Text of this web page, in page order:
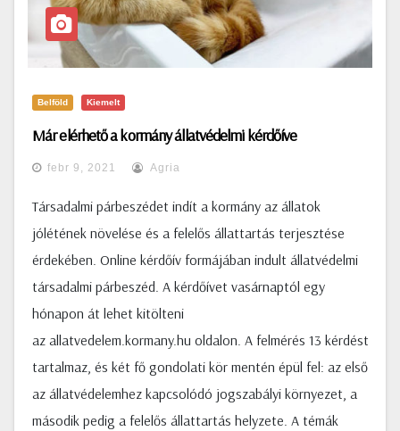
Belföld Kiemelt
Már elérhető a kormány állatvédelmi kérdőíve
febr 9, 2021 Agria
Társadalmi párbeszédet indít a kormány az állatok
jólétének növelése és a felelős állattartás terjesztése
érdekében. Online kérdőív formájában indult állatvédelmi
társadalmi párbeszéd. A kérdőívet vasárnaptól egy
hónapon át lehet kitölteni
az allatvedelem.kormany.hu oldalon. A felmérés 13 kérdést
tartalmaz, és két fő gondolati kör mentén épül fel: az első
az állatvédelemhez kapcsolódó jogszabályi környezet, a
második pedig a felelős állattartás helyzete. A témák